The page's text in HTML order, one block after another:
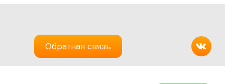
Обратная связь